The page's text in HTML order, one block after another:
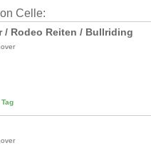
Celle:
/ Rodeo Reiten / Bullriding